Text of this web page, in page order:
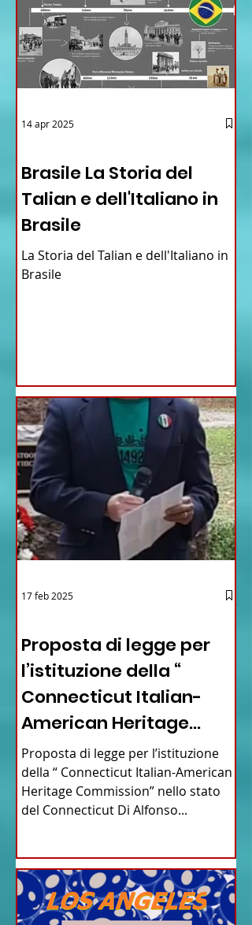
Brasile La Storia del
Talian e dell'Italiano in
Brasile
La Storia del Talian e dell'Italiano in
Brasile
14 apr 2025
Proposta di legge per
l’istituzione della “
Connecticut Italian-
American Heritage
Commission” nello stato
del Connecticut
Proposta di legge per l’istituzione
della “ Connecticut Italian-American
Heritage Commission” nello stato
del Connecticut Di Alfonso...
17 feb 2025